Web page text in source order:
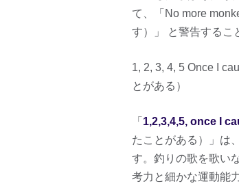
て、「No more
す）」 と警告するこ
1, 2, 3, 4, 5 Once I
とがある）
「 1,2,3,4,5, once I
たことがある）」は
す。釣りの歌を歌い
考力と細かな運動能